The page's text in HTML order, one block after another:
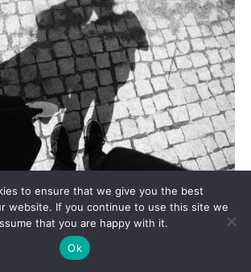
să ies din casă. Ies rar și doar de
principale mă scot pe ușă afară:
și piciorul.
to ensure that we give you the best
website. If you continue to use this site we
that you are happy with it.
Ok